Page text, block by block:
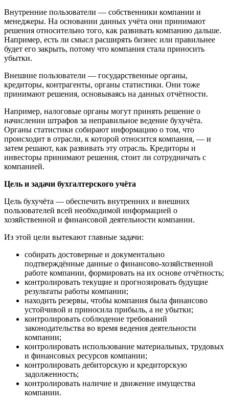
Внутренние пользователи — собственники компании и
менеджеры. На основании данных учёта они принимают
решения относительно того, как развивать компанию дальше.
Например, есть ли смысл расширять бизнес или правильнее
будет его закрыть, потому что компания стала приносить
убытки.
Внешние пользователи — государственные органы,
кредиторы, контрагенты, органы статистики. Они тоже
принимают решения, основываясь на данных отчётности.
Например, налоговые органы могут принять решение о
начислении штрафов за неправильное ведение бухучёта.
Органы статистики собирают информацию о том, что
происходит в отрасли, к которой относится компания, — и
затем решают, как развивать эту отрасль. Кредиторы и
инвесторы принимают решения, стоит ли сотрудничать с
компанией.
Цель и задачи бухгалтерского учёта
Цель бухучёта — обеспечить внутренних и внешних
пользователей всей необходимой информацией о
хозяйственной и финансовой деятельности компании.
Из этой цели вытекают главные задачи:
собирать достоверные и документально
подтверждённые данные о финансово-хозяйственной
работе компании, формировать на их основе отчётность;
контролировать текущие и прогнозировать будущие
результаты работы компании;
находить резервы, чтобы компания была финансово
устойчивой и приносила прибыль, а не убытки;
контролировать соблюдение требований
законодательства во время ведения деятельности
компании;
контролировать использование материальных, трудовых
и финансовых ресурсов компании;
контролировать дебиторскую и кредиторскую
задолженность;
контролировать наличие и движение имущества
компании.